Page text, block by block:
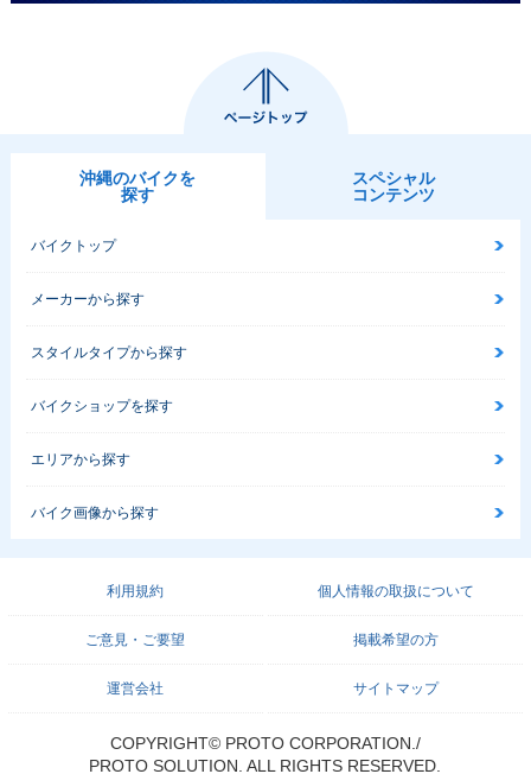
沖縄のバイクを
探す
スペシャル
コンテンツ
バイクトップ
メーカーから探す
スタイルタイプから探す
バイクショップを探す
エリアから探す
バイク画像から探す
利用規約 個人情報の取扱について
ご意見・ご要望 掲載希望の方
運営会社 サイトマップ
COPYRIGHT© PROTO CORPORATION./
PROTO SOLUTION. ALL RIGHTS RESERVED.